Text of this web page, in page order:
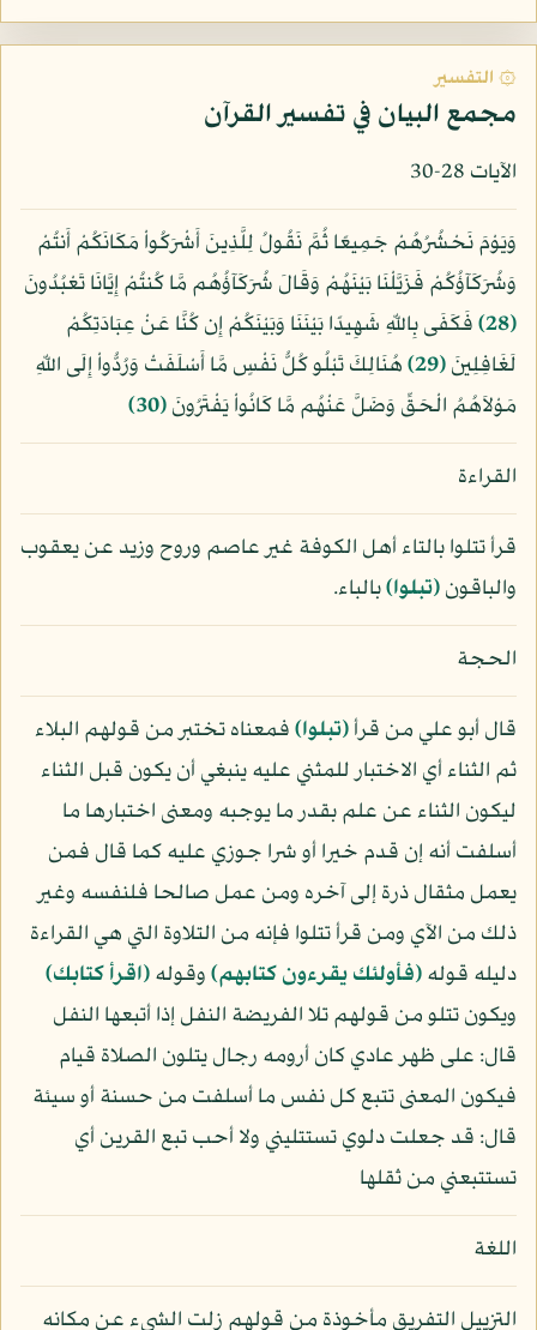
۞ التفسير
مجمع البيان في تفسير القرآن
الآيات 28-30
وَيَوْمَ نَحْشُرُهُمْ جَمِيعًا ثُمَّ نَقُولُ لِلَّذِينَ أَشْرَكُواْ مَكَانَكُمْ أَنتُمْ
وَشُرَكَآؤُكُمْ فَزَيَّلْنَا بَيْنَهُمْ وَقَالَ شُرَكَآؤُهُم مَّا كُنتُمْ إِيَّانَا تَعْبُدُونَ
﴿28﴾
فَكَفَى بِاللّهِ شَهِيدًا بَيْنَنَا وَبَيْنَكُمْ إِن كُنَّا عَنْ عِبَادَتِكُمْ
لَغَافِلِينَ﴿29﴾
هُنَالِكَ تَبْلُو كُلُّ نَفْسٍ مَّا أَسْلَفَتْ وَرُدُّواْ إِلَى اللّهِ
مَوْلاَهُمُ الْحَقِّ وَضَلَّ عَنْهُم مَّا كَانُواْ يَفْتَرُونَ﴿30﴾
القراءة
قرأ تتلوا بالتاء أهل الكوفة غير عاصم وروح وزيد عن يعقوب
والباقون﴿تبلوا﴾بالباء.
الحجة
قال أبو علي من قرأ﴿تبلوا﴾فمعناه تختبر من قولهم البلاء
ثم الثناء أي الاختبار للمثني عليه ينبغي أن يكون قبل الثناء
ليكون الثناء عن علم بقدر ما يوجبه ومعنى اختبارها ما
أسلفت أنه إن قدم خيرا أو شرا جوزي عليه كما قال فمن
يعمل مثقال ذرة إلى آخره ومن عمل صالحا فلنفسه وغير
ذلك من الآي ومن قرأ تتلوا فإنه من التلاوة التي هي القراءة
دليله قوله﴿فأولئك يقرءون كتابهم﴾وقوله﴿اقرأ كتابك﴾
ويكون تتلو من قولهم تلا الفريضة النفل إذا أتبعها النفل
قال: على ظهر عادي كان أرومه رجال يتلون الصلاة قيام
فيكون المعنى تتبع كل نفس ما أسلفت من حسنة أو سيئة
قال: قد جعلت دلوي تستتليني ولا أحب تبع القرين أي
تستتبعني من ثقلها
اللغة
التزييل التفريق مأخوذة من قولهم زلت الشيء عن مكانه